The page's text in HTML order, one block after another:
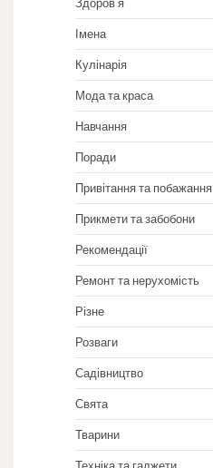
Імена
Кулінарія
Мода та краса
Навчання
Поради
Привітання та побажання
Прикмети та забобони
Рекомендації
Ремонт та нерухомість
Різне
Розваги
Садівництво
Свята
Тварини